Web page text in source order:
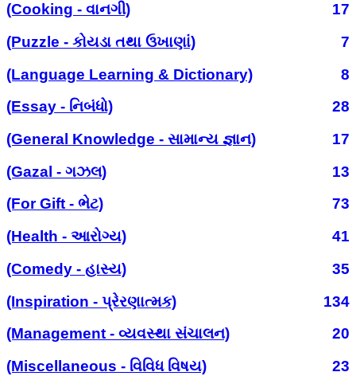
(Cooking - વાનગી)
17
(Puzzle - કોયડા તથા ઉખાણાં)
7
(Language Learning & Dictionary)
8
(Essay - નિબંધો)
28
(General Knowledge - સામાન્ય જ્ઞાન)
17
(Gazal - ગઝલ)
13
(For Gift - ભેટ)
73
(Health - આરોગ્ય)
41
(Comedy - હાસ્ય)
35
(Inspiration - પ્રેરણાત્મક)
134
(Management - વ્યવસ્થા સંચાલન)
20
(Miscellaneous - વિવિધ વિષય)
23